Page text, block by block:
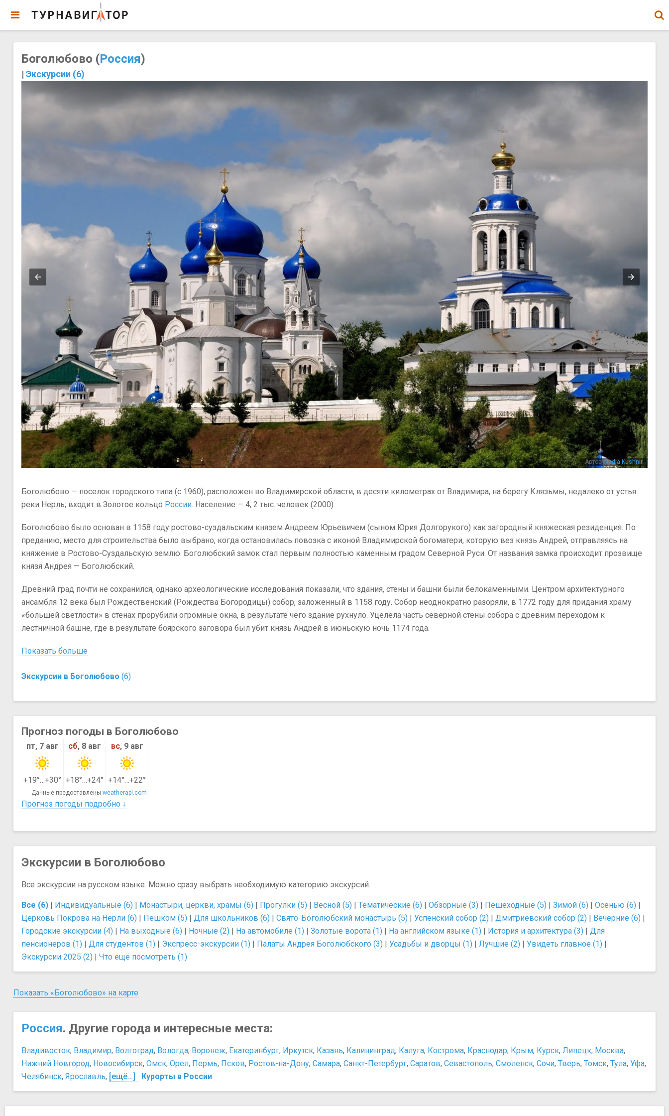
Боголюбово (Россия)
| Экскурсии (6)
Автор: Nadia Kushnir
Боголюбово — поселок городского типа (с 1960), расположен во Владимирской области, в десяти километрах от Владимира, на берегу Клязьмы, недалеко от устья
реки Нерль; входит в Золотое кольцо России. Население — 4, 2 тыс. человек (2000).
Боголюбово было основан в 1158 году ростово-суздальским князем Андреем Юрьевичем (сыном Юрия Долгорукого) как загородный княжеская резиденция. По
преданию, место для строительства было выбрано, когда остановилась повозка с иконой Владимирской богоматери, которую вез князь Андрей, отправляясь на
княжение в Ростово-Суздальскую землю. Боголюбский замок стал первым полностью каменным градом Северной Руси. От названия замка происходит прозвище
князя Андрея — Боголюбский.
Древний град почти не сохранился, однако археологические исследования показали, что здания, стены и башни были белокаменными. Центром архитектурного
ансамбля 12 века был Рождественский (Рождества Богородицы) собор, заложенный в 1158 году. Собор неоднократно разоряли, в 1772 году для придания храму
«большей светлости» в стенах прорубили огромные окна, в результате чего здание рухнуло. Уцелела часть северной стены собора с древним переходом к
лестничной башне, где в результате боярского заговора был убит князь Андрей в июньскую ночь 1174 года.
Показать больше
Экскурсии в Боголюбово (6)
Прогноз погоды в Боголюбово
пт, 7 авг сб, 8 авг вс, 9 авг
+19°…+30° +18°…+24° +14°…+22°
Данные предоставлены weatherapi.com
Прогноз погоды подробно ↓
Экскурсии в Боголюбово
Все экскурсии на русском языке. Можно сразу выбрать необходимую категорию экскурсий.
Все (6) Индивидуальные (6) Монастыри, церкви, храмы (6) Прогулки (5) Весной (5) Тематические (6) Обзорные (3) Пешеходные (5) Зимой (6) Осенью (6)
Церковь Покрова на Нерли (6)
Пешком (5) Для школьников (6) Свято-Боголюбский монастырь (5) Успенский собор (2) Дмитриевский собор (2) Вечерние (6)
Городские экскурсии (4)
На выходные (6) Ночные (2) На автомобиле (1) Золотые ворота (1) На английском языке (1) История и архитектура (3)
Для
пенсионеров (1)
Для студентов (1) Экспресс-экскурсии (1) Палаты Андрея Боголюбского (3) Усадьбы и дворцы (1) Лучшие (2) Увидеть главное (1)
Экскурсии 2025 (2)
Что ещё посмотреть (1)
Показать «Боголюбово» на карте
Россия. Другие города и интересные места:
Владивосток, Владимир, Волгоград, Вологда, Воронеж, Екатеринбург, Иркутск, Казань, Калининград, Калуга, Кострома, Краснодар, Крым, Курск, Липецк, Москва,
Нижний Новгород, Новосибирск, Омск, Орел, Пермь, Псков, Ростов-на-Дону, Самара, Санкт-Петербург, Саратов, Севастополь, Смоленск, Сочи, Тверь, Томск, Тула, Уфа,
Челябинск, Ярославль, [ещё…] Курорты в России